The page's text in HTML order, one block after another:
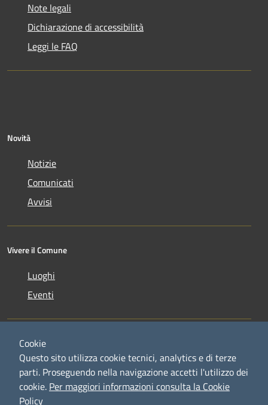
Note legali
Dichiarazione di accessibilità
Leggi le FAQ
Novità
Notizie
Comunicati
Avvisi
Vivere il Comune
Luoghi
Eventi
RSS
Accessibilità
Copyright © 2026 • Comune di
Credaro • Powered by
Cookie
Questo sito utilizza cookie tecnici, analytics e di terze
parti. Proseguendo nella navigazione accetti l'utilizzo dei
cookie. Per maggiori informazioni consulta la Cookie
Policy